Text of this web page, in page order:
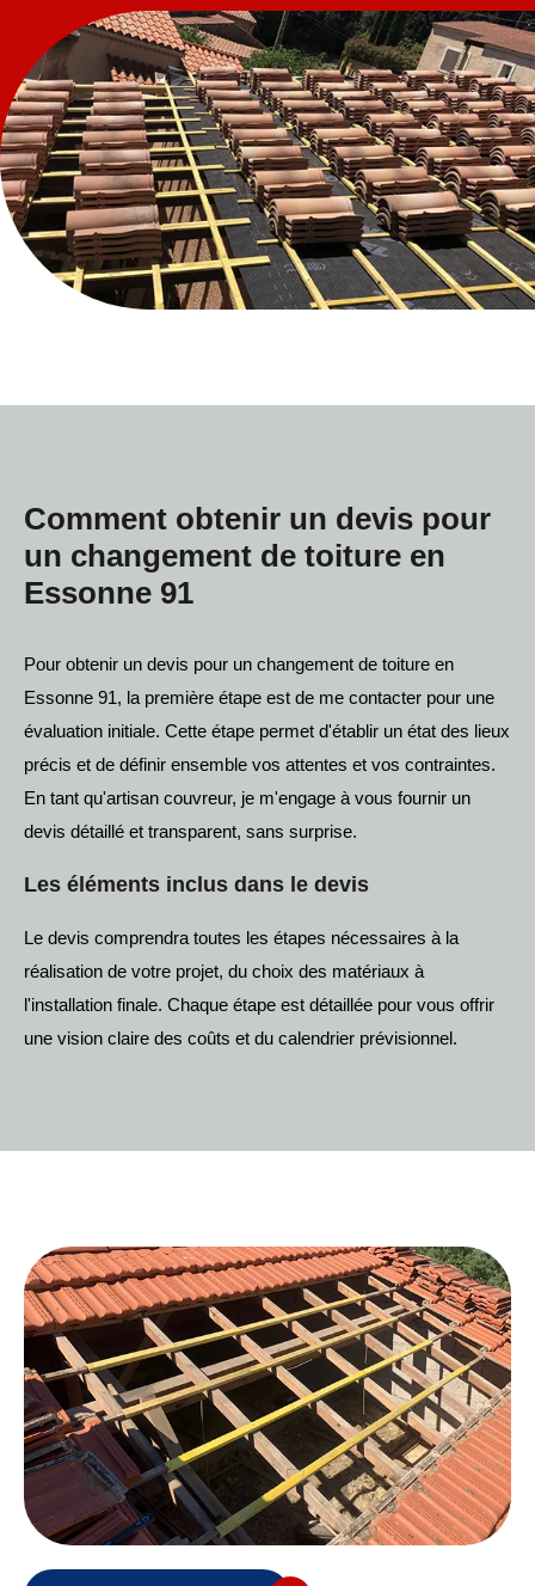
Comment obtenir un devis pour
un changement de toiture en
Essonne 91
Pour obtenir un devis pour un changement de toiture en
Essonne 91, la première étape est de me contacter pour une
évaluation initiale. Cette étape permet d'établir un état des lieux
précis et de définir ensemble vos attentes et vos contraintes.
En tant qu'artisan couvreur, je m'engage à vous fournir un
devis détaillé et transparent, sans surprise.
Les éléments inclus dans le devis
Le devis comprendra toutes les étapes nécessaires à la
réalisation de votre projet, du choix des matériaux à
l'installation finale. Chaque étape est détaillée pour vous offrir
une vision claire des coûts et du calendrier prévisionnel.